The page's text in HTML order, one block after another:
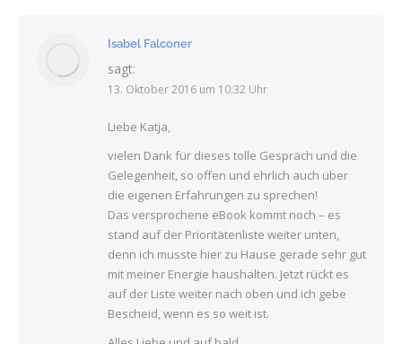
Isabel Falconer
sagt:
13. Oktober 2016 um 10:32 Uhr
Liebe Katja,
vielen Dank für dieses tolle Gespräch und die
Gelegenheit, so offen und ehrlich auch über
die eigenen Erfahrungen zu sprechen!
Das versprochene eBook kommt noch – es
stand auf der Prioritätenliste weiter unten,
denn ich musste hier zu Hause gerade sehr gut
mit meiner Energie haushalten. Jetzt rückt es
auf der Liste weiter nach oben und ich gebe
Bescheid, wenn es so weit ist.